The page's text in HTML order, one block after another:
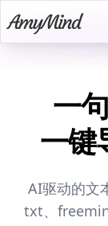
一
一键
AI驱动的文
txt、